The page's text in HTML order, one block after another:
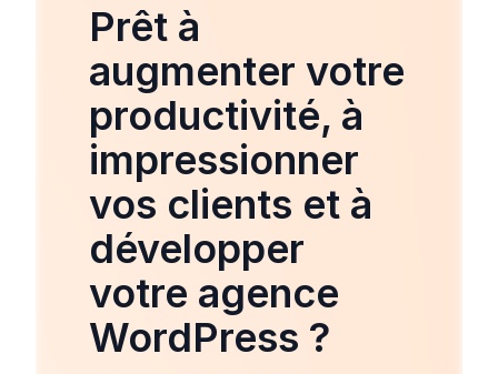
Prêt à
augmenter votre
productivité, à
impressionner
vos clients et à
développer
votre agence
WordPress ?